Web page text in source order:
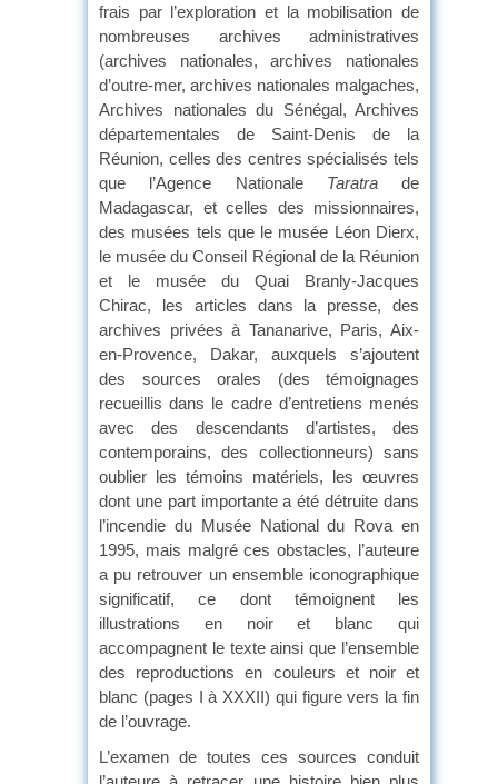
frais par l’exploration et la mobilisation de
nombreuses archives administratives
(archives nationales, archives nationales
d’outre-mer, archives nationales malgaches,
Archives nationales du Sénégal, Archives
départementales de Saint-Denis de la
Réunion, celles des centres spécialisés tels
que l’Agence Nationale Taratrade
Madagascar, et celles des missionnaires,
des musées tels que le musée Léon Dierx,
le musée du Conseil Régional de la Réunion
et le musée du Quai Branly-Jacques
Chirac, les articles dans la presse, des
archives privées à Tananarive, Paris, Aix-
en-Provence, Dakar, auxquels s’ajoutent
des sources orales (des témoignages
recueillis dans le cadre d’entretiens menés
avec des descendants d’artistes, des
contemporains, des collectionneurs) sans
oublier les témoins matériels, les œuvres
dont une part importante a été détruite dans
l’incendie du Musée National du Rova en
1995, mais malgré ces obstacles, l’auteure
a pu retrouver un ensemble iconographique
significatif, ce dont témoignent les
illustrations en noir et blanc qui
accompagnent le texte ainsi que l’ensemble
des reproductions en couleurs et noir et
blanc (pages I à XXXII) qui figure vers la fin
de l’ouvrage.
L’examen de toutes ces sources conduit